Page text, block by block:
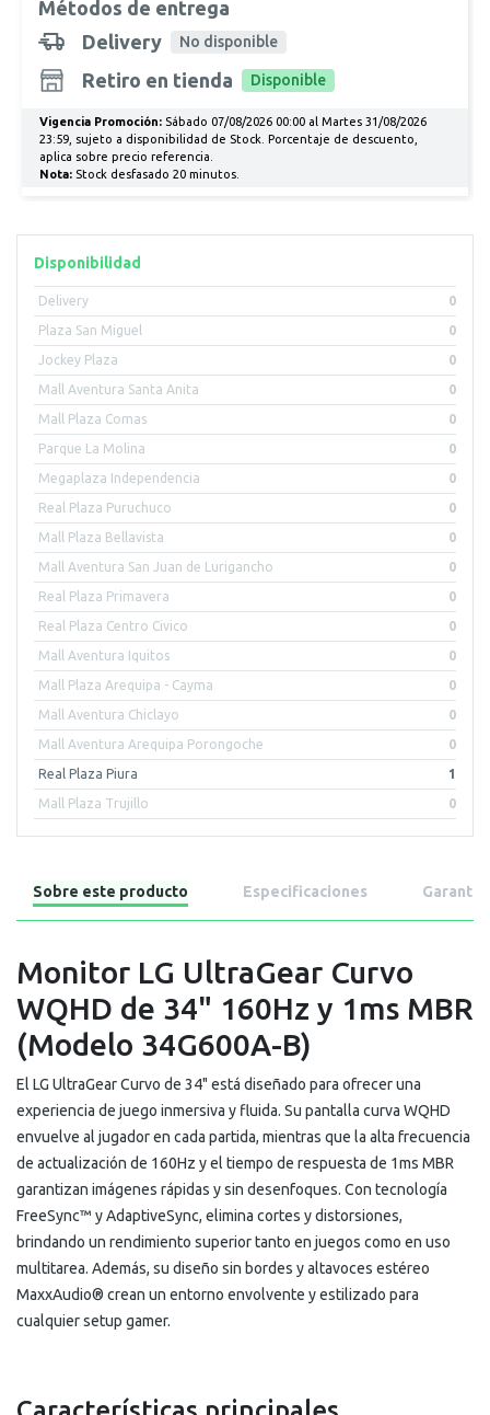
Disponibilidad
Delivery 0
Plaza San Miguel 0
Jockey Plaza 0
Mall Aventura Santa Anita 0
Mall Plaza Comas 0
Parque La Molina 0
Megaplaza Independencia 0
Real Plaza Puruchuco 0
Mall Plaza Bellavista 0
Mall Aventura San Juan de Lurigancho 0
Real Plaza Primavera 0
Real Plaza Centro Civico 0
Mall Aventura Iquitos 0
Mall Plaza Arequipa - Cayma 0
Mall Aventura Chiclayo 0
Mall Aventura Arequipa Porongoche 0
Real Plaza Piura 1
Mall Plaza Trujillo 0
Métodos de entrega
Delivery
No disponible
Retiro en tienda Disponible
Vigencia Promoción:Sábado 07/08/2026 00:00 al Martes 31/08/2026
23:59, sujeto a disponibilidad de Stock. Porcentaje de descuento,
aplica sobre precio referencia.
Nota:Stock desfasado 20 minutos.
Sobre este producto Especificaciones Garantía
Monitor LG UltraGear Curvo
WQHD de 34" 160Hz y 1ms MBR
(Modelo 34G600A-B)
El LG UltraGear Curvo de 34" está diseñado para ofrecer una
experiencia de juego inmersiva y fluida. Su pantalla curva WQHD
envuelve al jugador en cada partida, mientras que la alta frecuencia
de actualización de 160Hz y el tiempo de respuesta de 1ms MBR
garantizan imágenes rápidas y sin desenfoques. Con tecnología
FreeSync™ y AdaptiveSync, elimina cortes y distorsiones,
brindando un rendimiento superior tanto en juegos como en uso
multitarea. Además, su diseño sin bordes y altavoces estéreo
MaxxAudio® crean un entorno envolvente y estilizado para
cualquier setup gamer.